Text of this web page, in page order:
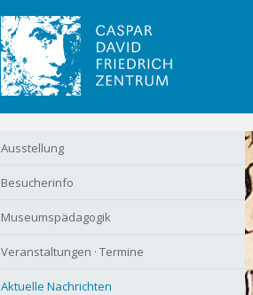
Navigation
Ausstellung
Besucherinfo
Museumspädagogik
Veranstaltungen · Termine
Aktuelle Nachrichten